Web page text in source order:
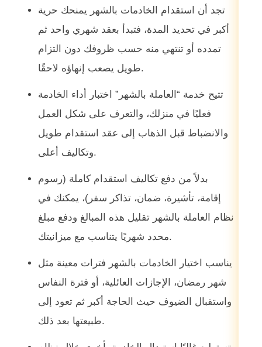
تجد أن استقدام الخادمات بالشهر يمنحك حرية
أكبر في تحديد المدة، فتبدأ بعقد شهري واحد ثم
تمدده أو تنتهي منه حسب ظروفك دون التزام
طويل يصعب إنهاؤه لاحقًا.
تتيح خدمة “العاملة بالشهر” اختبار أداء الخادمة
فعليًا في منزلك، والتعرف على شكل العمل
والانضباط قبل الذهاب إلى عقد استقدام طويل
وتكاليف أعلى.
بدلاً من دفع تكاليف استقدام كاملة (رسوم
إقامة، تأشيرة، ضمان، تذاكر سفر)، يمكنك في
نظام العاملة بالشهر تقليل هذه المبالغ ودفع مبلغ
محدد شهريًا يتناسب مع ميزانيتك.
يناسب اختيار الخادمات بالشهر فترات معينة مثل
شهر رمضان، الإجازات العائلية، أو فترة النفاس
واستقبال الضيوف حيث الحاجة أكبر ثم تعود إلى
طبيعتها بعد ذلك.